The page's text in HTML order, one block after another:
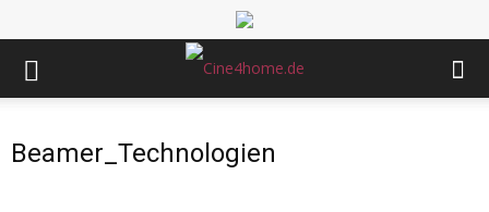
Beamer_Technologien